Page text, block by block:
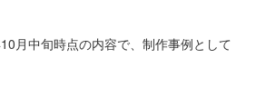
月中旬時点の内容で、制作事例として